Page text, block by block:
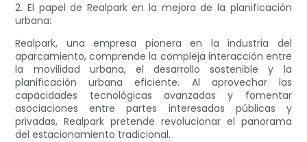
2. El papel de Realpark en la mejora de la planificación
urbana:
Realpark, una empresa pionera en la industria del
aparcamiento, comprende la compleja interacción entre
la movilidad urbana, el desarrollo sostenible y la
planificación urbana eficiente. Al aprovechar las
capacidades tecnológicas avanzadas y fomentar
asociaciones entre partes interesadas públicas y
privadas, Realpark pretende revolucionar el panorama
del estacionamiento tradicional.